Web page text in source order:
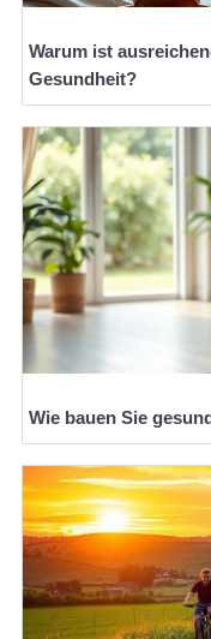
Warum ist
Gesundheit?
Wie bauen Sie